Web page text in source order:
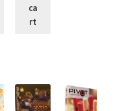
ca
rt